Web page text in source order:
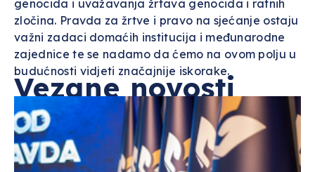
genocida i uvažavanja žrtava genocida i ratnih
zločina. Pravda za žrtve i pravo na sjećanje ostaju
važni zadaci domaćih institucija i međunarodne
zajednice te se nadamo da ćemo na ovom polju u
budućnosti vidjeti značajnije iskorake.
Vezane novosti